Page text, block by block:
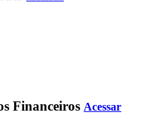
Financeiros Acessar